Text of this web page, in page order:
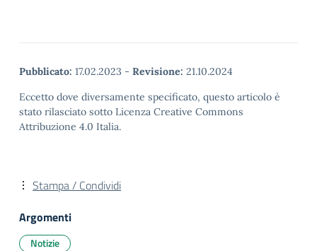
Pubblicato: 17.02.2023 - Revisione: 21.10.2024
Eccetto dove diversamente specificato, questo articolo è
stato rilasciato sotto Licenza Creative Commons
Attribuzione 4.0 Italia.
Stampa / Condividi
Argomenti
Notizie